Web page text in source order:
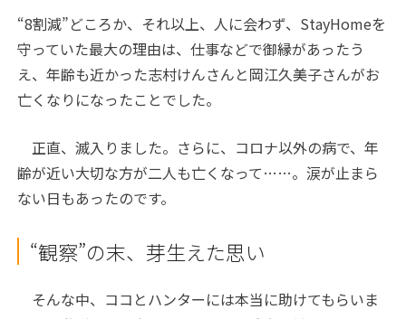
“8割減”どころか、それ以上、人に会わず、 StayHomeを
守っていた最大の理由は、仕事などで御縁があったう
え、年齢も近かった志村けんさんと岡江久美子さんがお
亡くなりになったことでした。
正直、滅入りました。さらに、コロナ以外の病で、年
齢が近い大切な方が二人も亡くなって……。涙が止まら
ない日もあったのです。
“観察”の末、芽生えた思い
そんな中、ココとハンターには本当に助けてもらいま